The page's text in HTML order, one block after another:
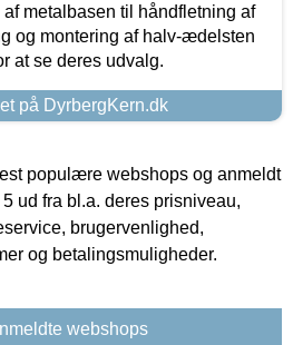
metalbasen til håndfletning af
og montering af halv-ædelsten
at se deres udvalg.
på DyrbergKern.dk
populære webshops og anmeldt
ud fra bl.a. deres prisniveau,
brugervenlighed,
og betalingsmuligheder.
webshops